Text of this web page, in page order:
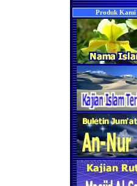
Produk Kami